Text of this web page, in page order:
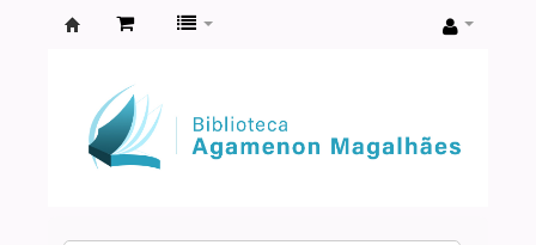
Agamenon
Magalhães